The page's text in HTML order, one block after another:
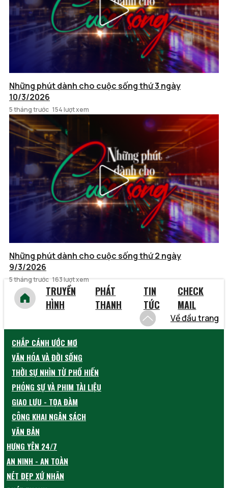
Những phút dành cho cuộc sống thứ 3 ngày
10/3/2026
5 tháng trước 154 lượt xem
Những phút dành cho cuộc sống thứ 2 ngày
9/3/2026
5 tháng trước 163 lượt xem
TRUYỀN
HÌNH
PHÁT
THANH
TIN
TỨC
CHECK
MAIL
Về đầu trang
CHẮP CÁNH ƯỚC MƠ
VĂN HÓA VÀ ĐỜI SỐNG
THỜI SỰ NHÌN TỪ PHỐ HIẾN
PHÓNG SỰ VÀ PHIM TÀI LIỆU
GIAO LƯU - TỌA ĐÀM
CÔNG KHAI NGÂN SÁCH
VĂN BẢN
HƯNG YÊN 24/7
AN NINH - AN TOÀN
NÉT ĐẸP XỨ NHÃN